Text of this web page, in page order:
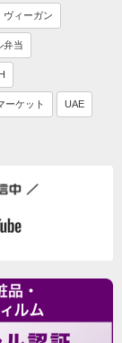
ヴィーガン
弁当
ーケット UAE